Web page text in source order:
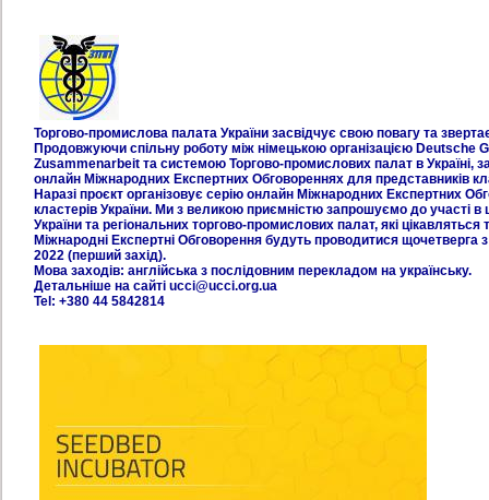
Торгово-промислова палата України засвідчує свою повагу та
Продовжуючи спільну роботу між німецькою організацією Deutsche
Zusammenarbeit та системою Торгово-промислових палат в Україні,
онлайн Міжнародних Експертних Обговореннях для представників
Наразі проєкт організовує серію онлайн Міжнародних Експертних
кластерів України. Ми з великою приємністю запрошуємо до участі
України та регіональних торгово-промислових палат, які
Міжнародні Експертні Обговорення будуть проводитися
2022 (перший захід).
Мова заходів: англійська з послідовним перекладом на українську.
Детальніше на сайті ucci@ucci.org.ua
Tel: +380 44 5842814